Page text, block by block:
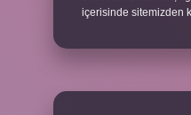
içerisinde sitemizden